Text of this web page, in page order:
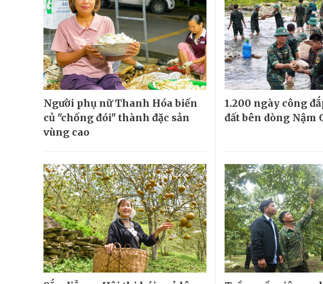
Người phụ nữ Thanh Hóa biến
củ "chống đói" thành đặc sản
vùng cao
1.200 ngày công
đất bên dòng Nậm